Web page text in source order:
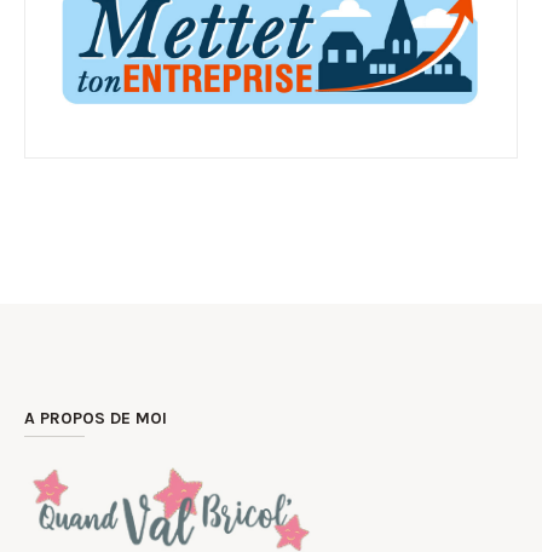
A PROPOS DE MOI